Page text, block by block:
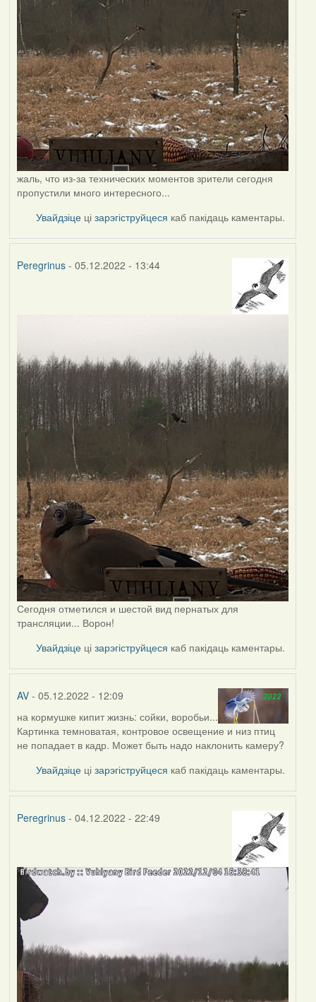
жаль, что из-за технических моментов зрители сегодня
пропустили много интересного...
Увайдзіце цізарэгіструйцеся каб пакідаць каментары.
Peregrinus- 05.12.2022 - 13:44
Сегодня отметился и шестой вид пернатых для
трансляции... Ворон!
Увайдзіце цізарэгіструйцеся каб пакідаць каментары.
AV- 05.12.2022 - 12:09
на кормушке кипит жизнь: сойки, воробьи...
Картинка темноватая, контровое освещение и низ птиц
не попадает в кадр. Может быть надо наклонить камеру?
Увайдзіце цізарэгіструйцеся каб пакідаць каментары.
Peregrinus- 04.12.2022 - 22:49